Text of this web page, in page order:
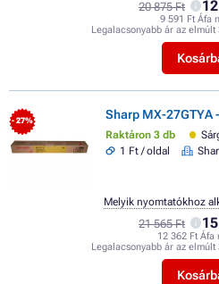
20 875 Ft
9 591 Ft Áfa
Legalacsonyabb ár az elmúlt
- 27% Sharp MX-27GTYA
Raktáron 3 db
1 Ft / oldal
21 565 Ft
12 362 Ft Áfa
Legalacsonyabb ár az elmúlt
Melyik nyomtatókhoz